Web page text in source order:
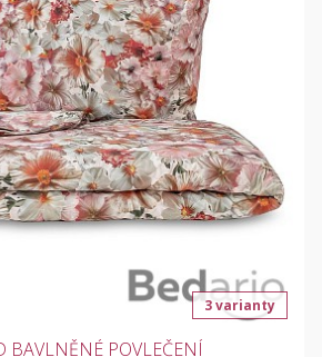
3 varianty
BAVLNĚNÉ POVLEČENÍ